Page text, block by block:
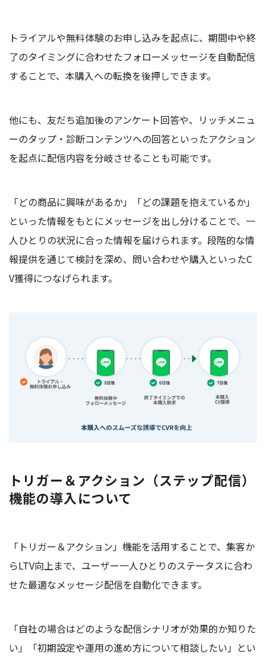
トライアルや無料体験のお申し込みを起点に、期間中や終
了のタイミングに合わせたフォローメッセージを自動配信
することで、本購入への転換を後押しできます。
他にも、友だち追加後のアンケート回答や、リッチメニュ
ーのタップ・診断コンテンツへの回答といったアクション
を起点に配信内容を分岐させることも可能です。
「どの商品に興味があるか」「どの課題を抱えているか」
といった情報をもとにメッセージを出し分けることで、一
人ひとりの状況に合った情報を届けられます。段階的な情
報提供を通じて検討を深め、問い合わせや購入といったC
V獲得につなげられます。
トリガー＆アクション（ステップ配信）
機能の導入について
「トリガー＆アクション」機能を活用することで、集客か
らLTV向上まで、ユーザー一人ひとりのステータスに合わ
せた最適なメッセージ配信を自動化できます。
「自社の場合はどのような配信シナリオが効果的か知りた
い」「初期設定や運用の進め方について相談したい」とい